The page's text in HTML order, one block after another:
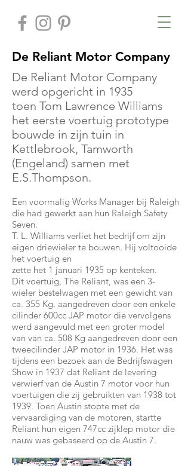
De Reliant Motor Company
De Reliant Motor Company
werd opgericht in 1935
toen Tom Lawrence Williams
het eerste voertuig prototype
bouwde in zijn tuin in
Kettlebrook, Tamworth
(Engeland) samen met
E.S.Thompson.
Een voormalig Works Manager bij Raleigh
die had gewerkt aan hun Raleigh Safety
Seven.
T. L. Williams verliet het bedrijf om zijn
eigen driewieler te bouwen. Hij voltooide
het voertuig en
zette het 1 januari 1935 op kenteken.
Dit voertuig, The Reliant, was een 3-
wieler bestelwagen met een gewicht van
ca. 355 Kg. aangedreven door een enkele
cilinder 600cc JAP motor die vervolgens
werd aangevuld met een groter model
van van ca. 508 Kg aangedreven door een
tweecilinder JAP motor in 1936. Het was
tijdens een bezoek aan de Bedrijfswagen
Show in 1937 dat Reliant de levering
verwierf van de Austin 7 motor voor hun
voertuigen die zij gebruikten van 1938 tot
1939. Toen Austin stopte met de
vervaardiging van de motoren, startte
Reliant hun eigen 747cc zijklep motor die
nauw was gebaseerd op de Austin 7.​​